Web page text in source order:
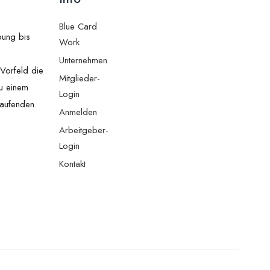
bis
die
einem
Blue Card
Work
Unternehmen
Mitglieder-
Login
Anmelden
Arbeitgeber-
Login
Kontakt